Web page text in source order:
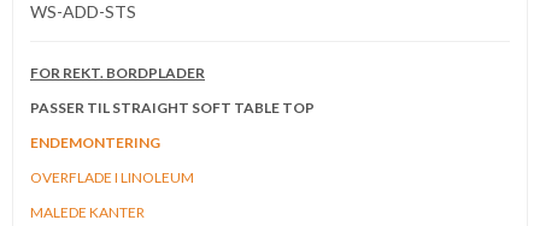
WS-ADD-STS
FOR REKT. BORDPLADER
PASSER TIL STRAIGHT SOFT TABLE TOP
ENDEMONTERING
OVERFLADE I LINOLEUM
MALEDE KANTER